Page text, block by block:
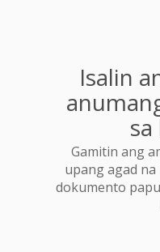
Isalin
Gamitin ang
upang agad
dokumento